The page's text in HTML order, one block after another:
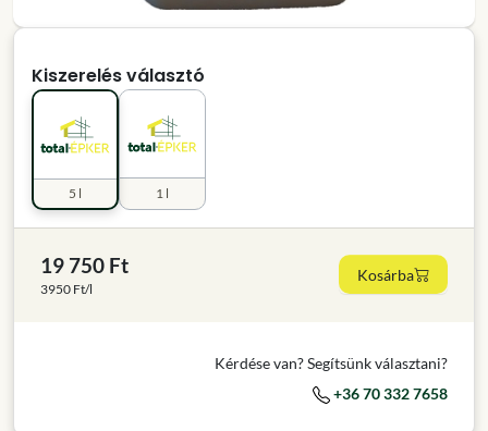
Kiszerelés választó
1 l
5 l
19 750 Ft
3950 Ft/l
Kosárba
Kérdése van? Segítsünk választani?
+36 70 332 7658